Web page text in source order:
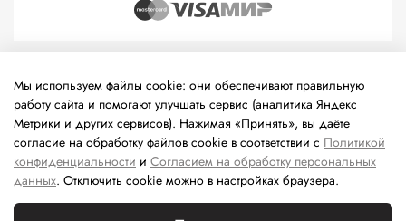
технологии
(информационные технологии предоставления
информации на основе сбора, систематизации и анализа
сведений, относящихся к предпочтениям пользователей сети
«Интернет», находящихся на территории Российской
Федерации).
Мы используем файлы cookie: они обеспечивают правильную
работу сайта и помогают улучшать сервис (аналитика Яндекс
Метрики и других сервисов). Нажимая «Принять», вы даёте
согласие на обработку файлов cookie в соответствии с Политикой
конфиденциальности и Согласием на обработку персональных
данных. Отключить cookie можно в настройках браузера.